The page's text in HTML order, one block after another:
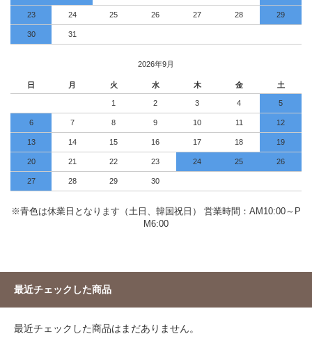
23 24 25 26 27 28 29
30 31
2026年9月
日 月 火 水 木 金 土
1 2 3 4 5
6 7 8 9 10 11 12
13 14 15 16 17 18 19
20 21 22 23 24 25 26
27 28 29 30
※青色は休業日となります（土日、韓国祝日） 営業時間：AM10:00～P
M6:00
最近チェックした商品
最近チェックした商品はまだありません。